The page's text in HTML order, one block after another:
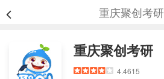
重庆聚创考研
重庆聚创考研
4.4615